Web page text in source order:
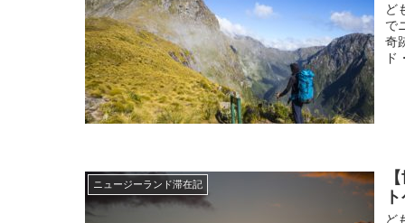
ど
で
奇
ド
ニュージーランド滞在記
ど